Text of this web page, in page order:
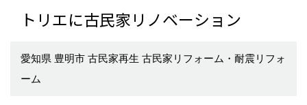
トリエに古民家リノベーション
愛知県 豊明市 古民家再生 古民家リフォーム・耐震リフォ
ーム